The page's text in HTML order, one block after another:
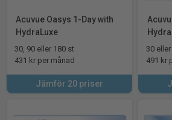
Acuvue Oasys 1-Day with
HydraLuxe
30, 90 eller 180 st
431 kr per månad
Jämför 20 priser
30
491 kr